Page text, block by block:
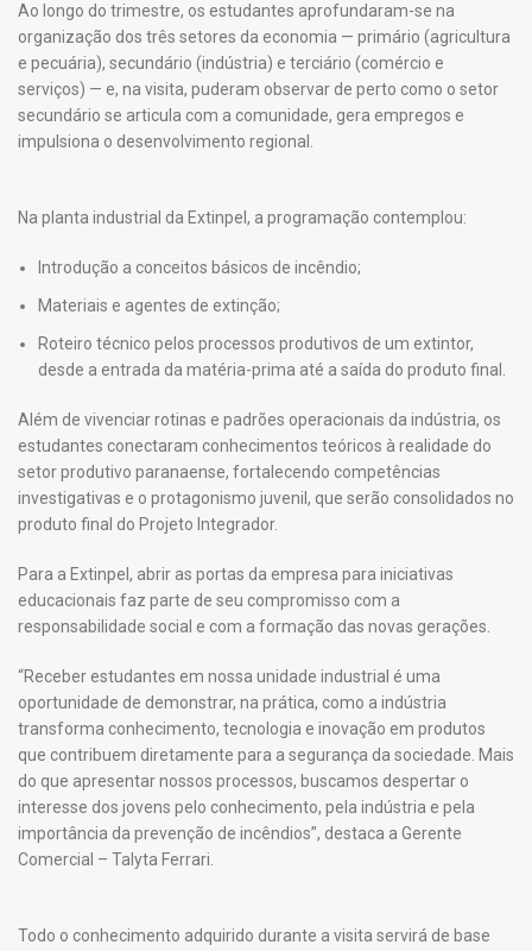
Ao longo do trimestre, os estudantes aprofundaram-se na
organização dos três setores da economia — primário (agricultura
e pecuária), secundário (indústria) e terciário (comércio e
serviços) — e, na visita, puderam observar de perto como o setor
secundário se articula com a comunidade, gera empregos e
impulsiona o desenvolvimento regional.
Na planta industrial da Extinpel, a programação contemplou:
Introdução a conceitos básicos de incêndio;
Materiais e agentes de extinção;
Roteiro técnico pelos processos produtivos de um extintor,
desde a entrada da matéria-prima até a saída do produto final.
Além de vivenciar rotinas e padrões operacionais da indústria, os
estudantes conectaram conhecimentos teóricos à realidade do
setor produtivo paranaense, fortalecendo competências
investigativas e o protagonismo juvenil, que serão consolidados no
produto final do Projeto Integrador.
Para a Extinpel, abrir as portas da empresa para iniciativas
educacionais faz parte de seu compromisso com a
responsabilidade social e com a formação das novas gerações.
“Receber estudantes em nossa unidade industrial é uma
oportunidade de demonstrar, na prática, como a indústria
transforma conhecimento, tecnologia e inovação em produtos
que contribuem diretamente para a segurança da sociedade. Mais
do que apresentar nossos processos, buscamos despertar o
interesse dos jovens pelo conhecimento, pela indústria e pela
importância da prevenção de incêndios”, destaca a Gerente
Comercial – Talyta Ferrari.
Todo o conhecimento adquirido durante a visita servirá de base